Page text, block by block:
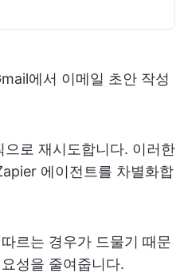
에서 이메일 초안 작성
로 재시도합니다. 이러한
에이전트를 차별화합
르는 경우가 드물기 때문
성을 줄여줍니다.